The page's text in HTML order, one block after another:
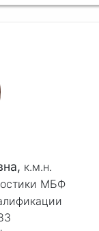
к.м.н.
МБФ